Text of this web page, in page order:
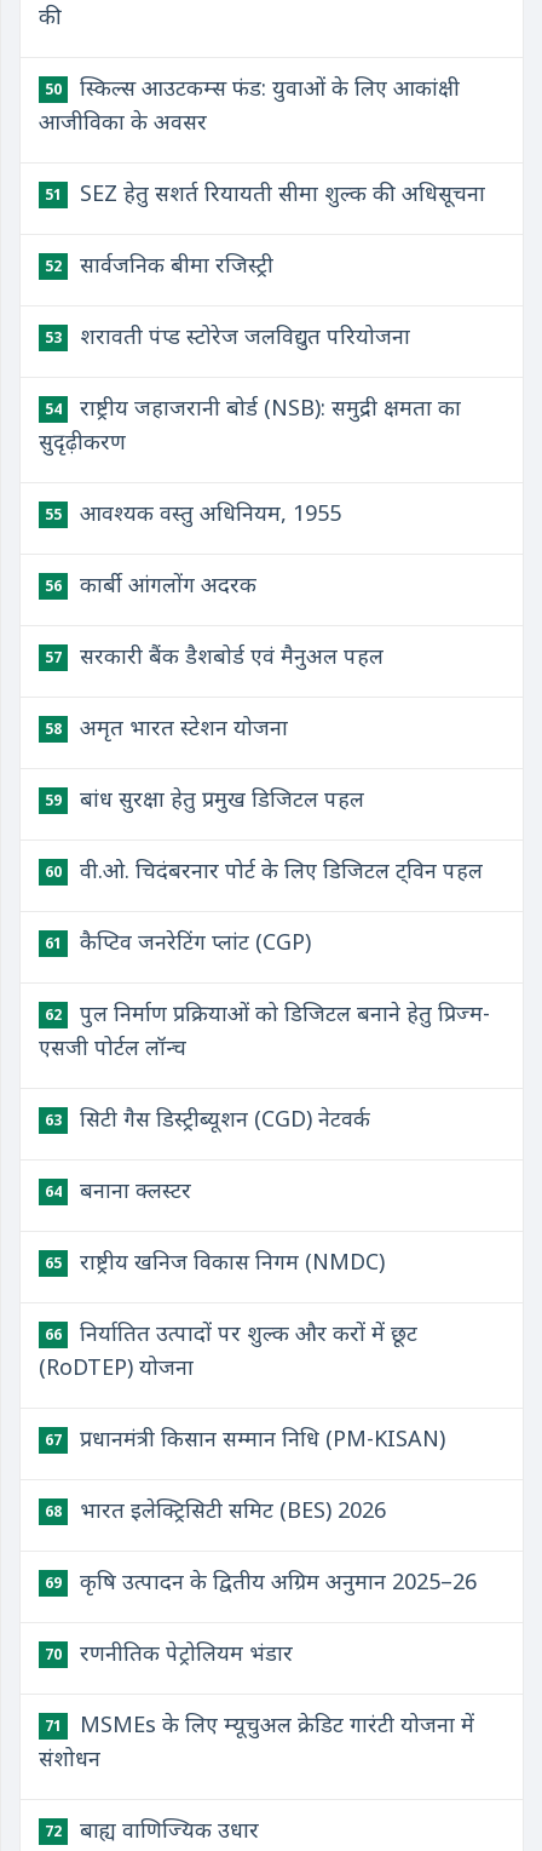
की
50
स्किल्स आउटकम्स फंड: युवाओं के लिए आकांक्षी
आजीविका के अवसर
51 SEZ हेतु सशर्त रियायती सीमा शुल्क की अधिसूचना
52 सार्वजनिक बीमा रजिस्ट्री
53 शरावती पंप्ड स्टोरेज जलविद्युत परियोजना
54
राष्ट्रीय जहाजरानी बोर्ड (NSB): समुद्री क्षमता का
सुदृढ़ीकरण
55 आवश्यक वस्तु अधिनियम, 1955
56 कार्बी आंगलोंग अदरक
57 सरकारी बैंक डैशबोर्ड एवं मैनुअल पहल
58 अमृत भारत स्टेशन योजना
59 बांध सुरक्षा हेतु प्रमुख डिजिटल पहल
60 वी.ओ. चिदंबरनार पोर्ट के लिए डिजिटल ट्विन पहल
61 कैप्टिव जनरेटिंग प्लांट (CGP)
62
पुल निर्माण प्रक्रियाओं को डिजिटल बनाने हेतु प्रिज्म-
एसजी पोर्टल लॉन्च
63 सिटी गैस डिस्ट्रीब्यूशन (CGD) नेटवर्क
64 बनाना क्लस्टर
65 राष्ट्रीय खनिज विकास निगम (NMDC)
66
निर्यातित उत्पादों पर शुल्क और करों में छूट
(RoDTEP) योजना
67 प्रधानमंत्री किसान सम्मान निधि (PM-KISAN)
68 भारत इलेक्ट्रिसिटी समिट (BES) 2026
69 कृषि उत्पादन के द्वितीय अग्रिम अनुमान 2025–26
70 रणनीतिक पेट्रोलियम भंडार
71
MSMEs के लिए म्यूचुअल क्रेडिट गारंटी योजना में
संशोधन
72 बाह्य वाणिज्यिक उधार